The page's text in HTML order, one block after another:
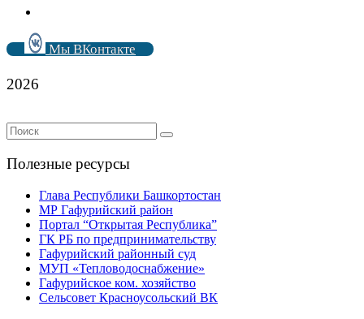
Мы ВКонтакте
2026
Полезные ресурсы
Глава Республики Башкортостан
МР Гафурийский район
Портал “Открытая Республика”
ГК РБ по предпринимательству
Гафурийский районный суд
МУП «Тепловодоснабжение»
Гафурийское ком. хозяйство
Сельсовет Красноусольский ВК